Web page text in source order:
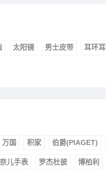
太阳镜 男士皮带 耳环
万国 积家 伯爵(PIAGET)
儿手表 罗杰杜彼 博柏利